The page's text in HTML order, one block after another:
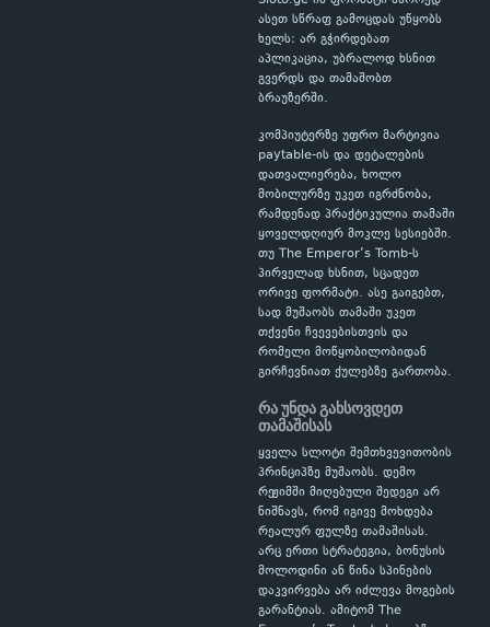
ასეთ სწრაფ გამოცდას უწყობს
ხელს: არ გჭირდებათ
აპლიკაცია, უბრალოდ ხსნით
გვერდს და თამაშობთ
ბრაუზერში.
კომპიუტერზე უფრო მარტივია
paytable-ის და დეტალების
დათვალიერება, ხოლო
მობილურზე უკეთ იგრძნობა,
რამდენად პრაქტიკულია თამაში
ყოველდღიურ მოკლე სესიებში.
თუ The Emperor’s Tomb-ს
პირველად ხსნით, სცადეთ
ორივე ფორმატი. ასე გაიგებთ,
სად მუშაობს თამაში უკეთ
თქვენი ჩვევებისთვის და
რომელი მოწყობილობიდან
გირჩევნიათ ქულებზე გართობა.
რა უნდა გახსოვდეთ
თამაშისას
ყველა სლოტი შემთხვევითობის
პრინციპზე მუშაობს. დემო
რეჟიმში მიღებული შედეგი არ
ნიშნავს, რომ იგივე მოხდება
რეალურ ფულზე თამაშისას.
არც ერთი სტრატეგია, ბონუსის
მოლოდინი ან წინა სპინების
დაკვირვება არ იძლევა მოგების
გარანტიას. ამიტომ The